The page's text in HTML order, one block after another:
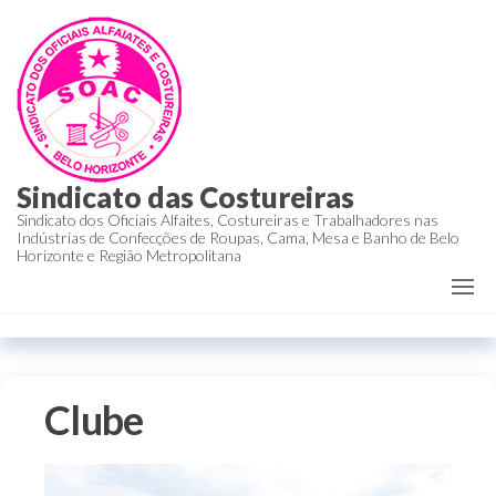
Sindicato das Costureiras
Sindicato dos Oficiais Alfaites, Costureiras e Trabalhadores nas
Indústrias de Confecções de Roupas, Cama, Mesa e Banho de Belo
Horizonte e Região Metropolitana
Clube